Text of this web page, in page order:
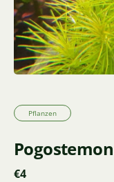
Pflanzen
€4